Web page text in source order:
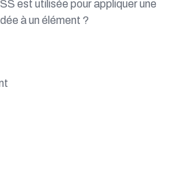
est utilisée pour appliquer une
à un élément ?